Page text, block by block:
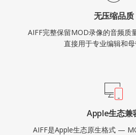
无压缩品质
AIFF完整保留MOD录像的音频
直接用于专业编辑和母
Apple生态兼
AIFF是Apple生态原生格式 —